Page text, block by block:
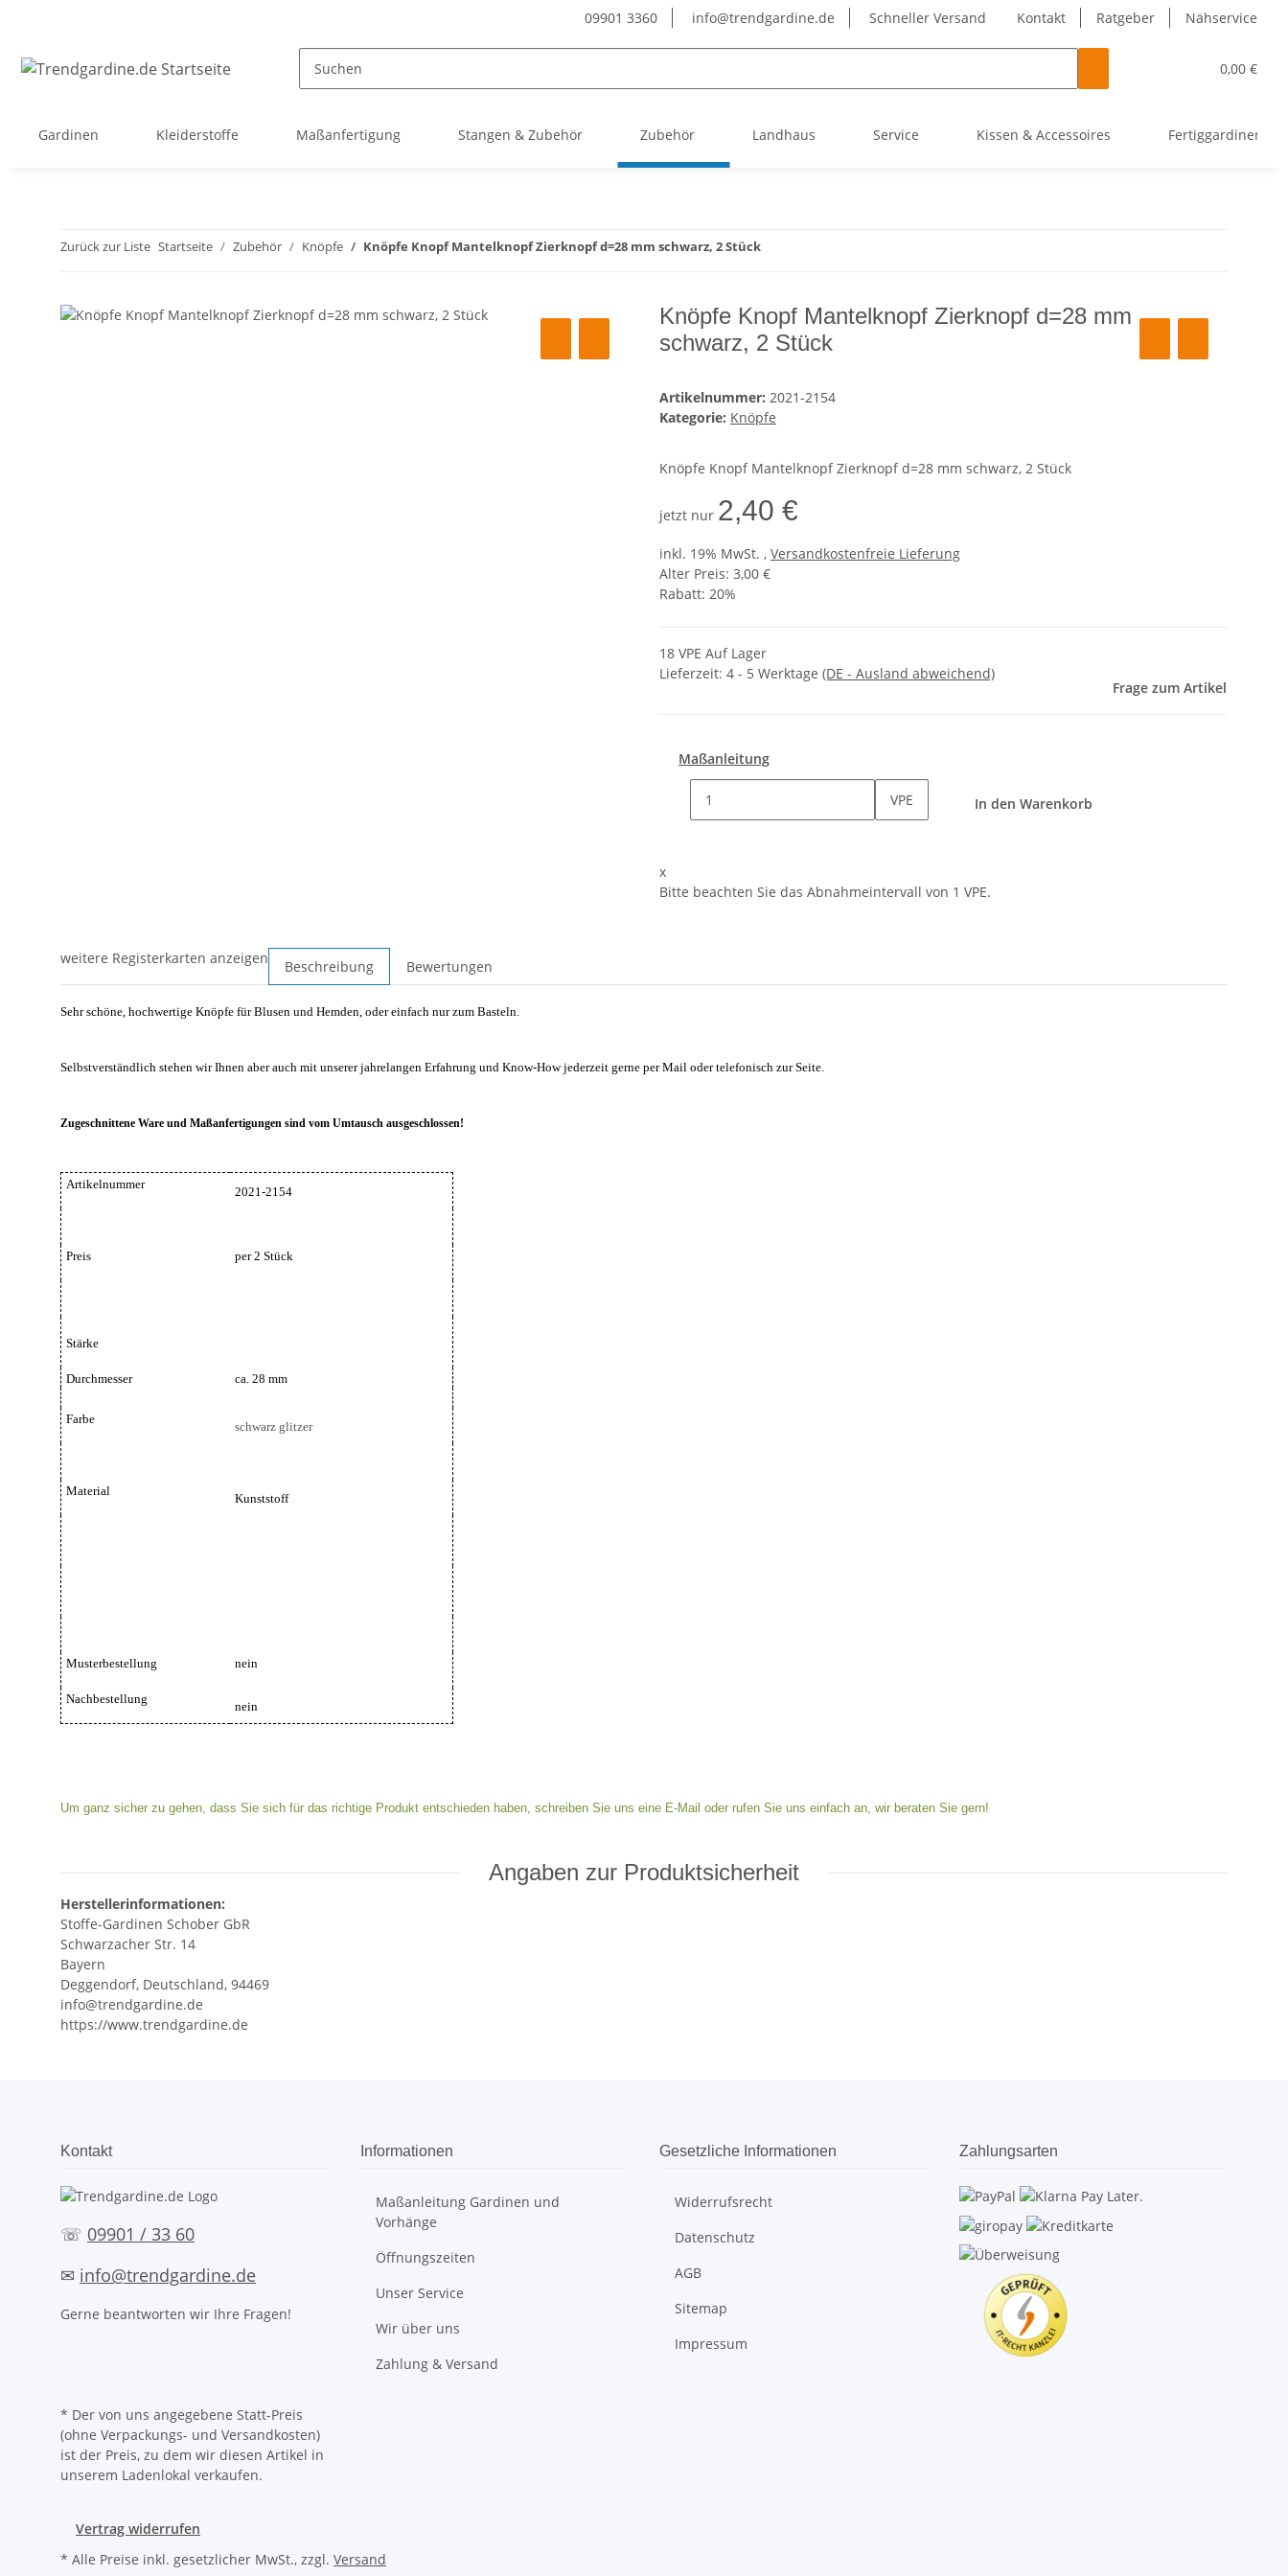
Kontakt Ratgeber Nähservice
09901 3360 info@trendgardine.de Schneller Versand
0,00 €
Gardinen Kleiderstoffe Maßanfertigung Stangen & Zubehör Zubehör Landhaus Service Kissen & Accessoires Fertiggardinen
Zurück zur Liste Startseite Zubehör Knöpfe Knöpfe Knopf Mantelknopf Zierknopf d=28 mm schwarz, 2 Stück
Knöpfe Knopf Mantelknopf Zierknopf d=28 mm
schwarz, 2 Stück
Artikelnummer: 2021-2154
Kategorie: Knöpfe
Knöpfe Knopf Mantelknopf Zierknopf d=28 mm schwarz, 2 Stück
jetzt nur 2,40 €
inkl. 19% MwSt. , Versandkostenfreie Lieferung
Alter Preis: 3,00 €
Rabatt: 20%
18 VPE Auf Lager
Lieferzeit: 4 - 5 Werktage (DE - Ausland abweichend)
Frage zum Artikel
Maßanleitung
VPE In den Warenkorb
x
Bitte beachten Sie das Abnahmeintervall von 1 VPE.
weitere Registerkarten anzeigen Beschreibung Bewertungen
Sehr schöne, hochwertige Knöpfe für Blusen und Hemden, oder einfach nur zum Basteln.
Selbstverständlich stehen wir Ihnen aber auch mit unserer jahrelangen Erfahrung und Know-How jederzeit gerne per Mail oder telefonisch zur Seite.
Zugeschnittene Ware und Maßanfertigungen sind vom Umtausch ausgeschlossen!
Artikelnummer
2021-2154
Preis per 2 Stück
Stärke
Durchmesser ca. 28 mm
Farbe
schwarz glitzer
Material
Kunststoff
Musterbestellung nein
Nachbestellung
nein
Um ganz sicher zu gehen, dass Sie sich für das richtige Produkt entschieden haben, schreiben Sie uns eine E-Mail oder rufen Sie uns einfach an, wir beraten Sie gern!
Angaben zur Produktsicherheit
Herstellerinformationen:
Stoffe-Gardinen Schober GbR
Schwarzacher Str. 14
Bayern
Deggendorf, Deutschland, 94469
info@trendgardine.de
https://www.trendgardine.de
Kontakt
☏ 09901 / 33 60
✉ info@trendgardine.de
Gerne beantworten wir Ihre Fragen!
Informationen
Maßanleitung Gardinen und
Vorhänge
Öffnungszeiten
Unser Service
Wir über uns
Zahlung & Versand
Gesetzliche Informationen
Widerrufsrecht
Datenschutz
AGB
Sitemap
Impressum
Zahlungsarten
* Der von uns angegebene Statt-Preis
(ohne Verpackungs- und Versandkosten)
ist der Preis, zu dem wir diesen Artikel in
unserem Ladenlokal verkaufen.
Vertrag widerrufen
* Alle Preise inkl. gesetzlicher MwSt., zzgl. Versand